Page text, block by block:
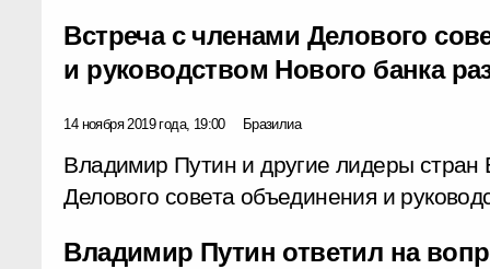
Встреча с членами Делового
и руководством Нового банка
14 ноября 2019 года, 19:00 Бразилиа
Владимир Путин и другие лидеры
Делового совета объединения и
Владимир Путин ответил на